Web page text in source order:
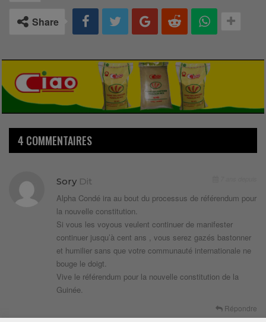
Share
4 COMMENTAIRES
Sory Dit
Alpha Condé ira au bout du processus de référendum pour
la nouvelle constitution.
Si vous les voyous veulent continuer de manifester
continuer jusqu’à cent ans , vous serez gazés bastonner
et humilier sans que votre communauté internationale ne
bouge le doigt.
Vive le référendum pour la nouvelle constitution de la
Guinée.
Répondre